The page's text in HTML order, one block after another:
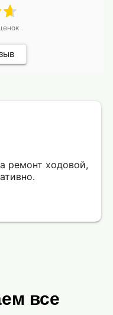
ремонт ходовой,
все